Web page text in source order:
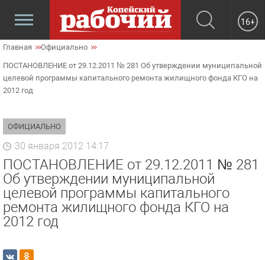
16+
Главная Официально
ПОСТАНОВЛЕНИЕ от 29.12.2011 № 281 Об утверждении муниципальной
целевой программы капитального ремонта жилищного фонда КГО на
2012 год
ОФИЦИАЛЬНО
30 января 2012 14:17
ПОСТАНОВЛЕНИЕ от 29.12.2011 № 281
Об утверждении муниципальной
целевой программы капитального
ремонта жилищного фонда КГО на
2012 год